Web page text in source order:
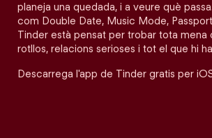
planeja una quedada, i a veure què
com Double Date, Music Mode,
Tinder està pensat per trobar tota mena
rotllos, relacions serioses i tot el que hi
Descarrega l'app de Tinder gratis per